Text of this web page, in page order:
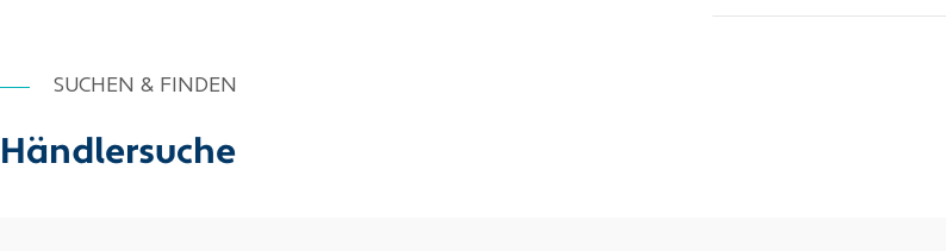
Zusatzinfo_PDF
SUCHEN & FINDEN
Händlersuche